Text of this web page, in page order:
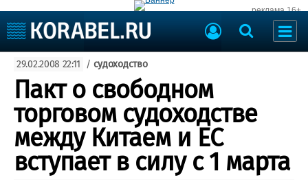
реклама 16+
Судоходство
Судоремонт
События
Порты
Рыболовство
ВМФ
Образование
Яхты и катера
Еще
29.02.2008 22:11 / судоходство
Пакт о свободном
торговом судоходстве
между Китаем и ЕС
вступает в силу с 1 марта